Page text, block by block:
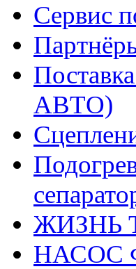
Сервис
АВТО)
ЖИЗНЬ
НАСОС